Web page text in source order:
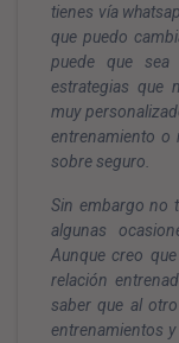
tienes vía
que puedo
puede que sea
estrategias que
muy
entrenamiento o
sobre seguro.
Sin embargo no
algunas
Aunque creo
relación
saber que al
entrenamientos y